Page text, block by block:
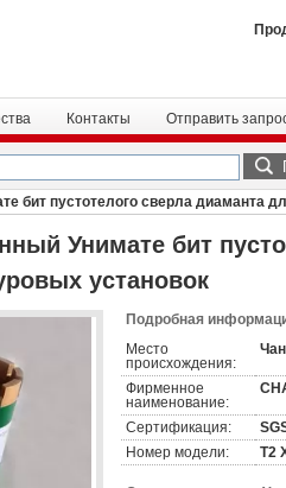
Контакты Отправить
бит пустотелого сверла диаманта
Унимате бит
установок
Подробная
Место
происхождения:
Фирменное
наименование:
Сертификация:
Номер модели:
Т2